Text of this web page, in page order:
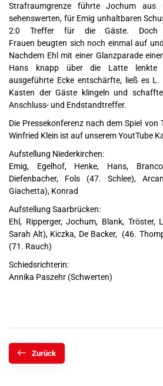
Strafraumgrenze führte Jochum
sehenswerten, für Emig unhaltbaren
2:0 Treffer für die Gäste. Doch
Frauen beugten sich noch einmal auf
Nachdem Ehl mit einer Glanzparade
Hans knapp über die Latte lenkte
ausgeführte Ecke entschärfte, ließ es
Kasten der Gäste klingeln und
Anschluss- und Endstandtreffer.
Die Pressekonferenz nach dem Spiel von
Winfried Klein ist auf unseremYoutTube
Aufstellung Niederkirchen:
Emig, Egelhof, Henke, Hans,
Diefenbacher, Fols (47. Schlee),
Giachetta), Konrad
Aufstellung Saarbrücken:
Ehl, Ripperger, Jochum, Blank, Tröster,
Sarah Alt), Kiczka, De Backer, (46.
(71. Rauch)
Schiedsrichterin:
Annika Paszehr (Schwerten)
Zurück